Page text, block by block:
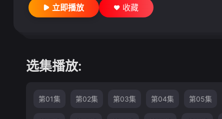
立即播放 收藏
选集播放:
第01集 第02集 第03集 第04集 第05集